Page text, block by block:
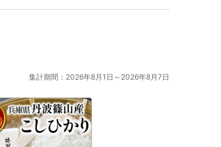
集計期間：2026年8月1日～2026年8月7日